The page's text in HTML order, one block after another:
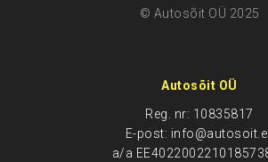
© Autosõit OÜ 2025
Autosõit OÜ
Reg. nr: 10835817
E-post:
a/a